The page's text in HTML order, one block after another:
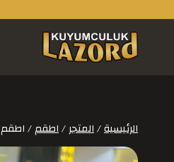
الرئيسية/المتجر/اطقم/اطقم